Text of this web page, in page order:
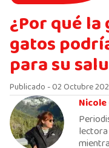
¿Por qué
gatos
para su
Publicado - 02 Octubre